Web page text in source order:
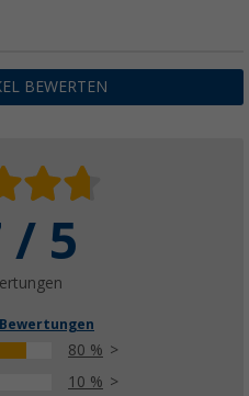
BEWERTEN
/ 5
80 %
10 %